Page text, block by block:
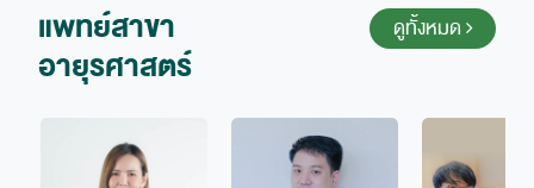
แพทย์สาขา
อายุรศาสตร์
ดูทั้งหมด